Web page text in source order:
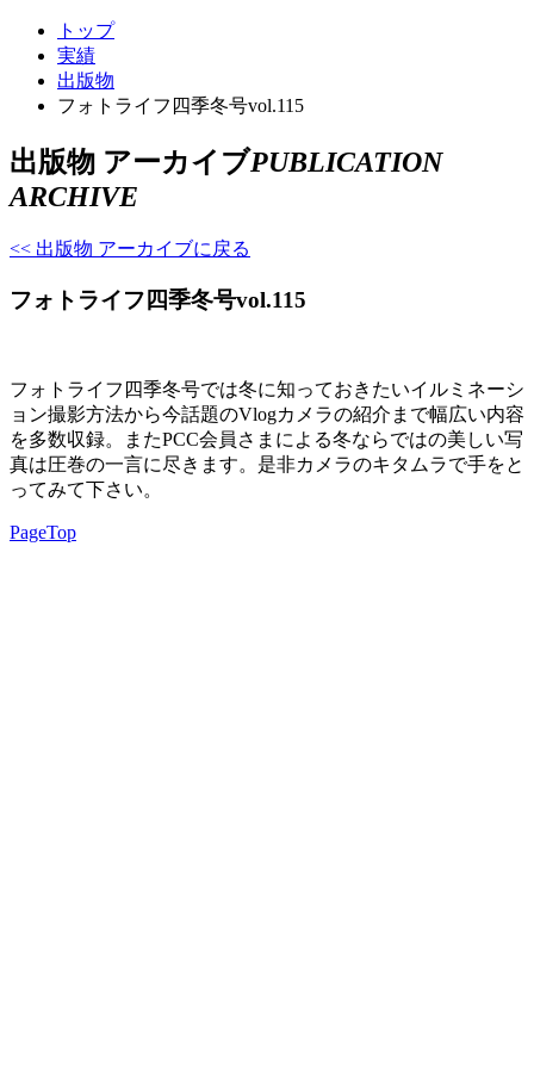
トップ
実績
出版物
フォトライフ四季冬号vol.115
出版物 アーカイブPUBLICATION
ARCHIVE
<< 出版物 アーカイブに戻る
フォトライフ四季冬号vol.115
フォトライフ四季冬号では冬に知っておきたいイルミネーシ
ョン撮影方法から今話題のVlogカメラの紹介まで幅広い内容
を多数収録。またPCC会員さまによる冬ならではの美しい写
真は圧巻の一言に尽きます。是非カメラのキタムラで手をと
ってみて下さい。
PageTop